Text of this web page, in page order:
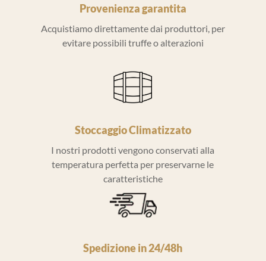
Provenienza garantita
Acquistiamo direttamente dai produttori, per
evitare possibili truffe o alterazioni
Stoccaggio Climatizzato
I nostri prodotti vengono conservati alla
temperatura perfetta per preservarne le
caratteristiche
Spedizione in 24/48h